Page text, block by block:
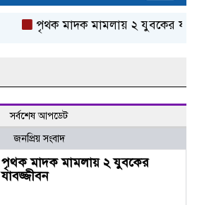
পৃথক মাদক মামলায় ২ যুবকের
সর্বশেষ আপডেট
জনপ্রিয় সংবাদ
পৃথক মাদক মামলায় ২ যুবকের
যাবজ্জীবন